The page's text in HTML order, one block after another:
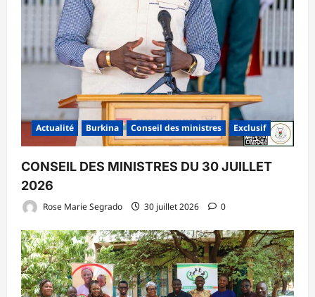
Actualité Burkina Conseil des ministres Exclusif
CONSEIL DES MINISTRES DU 30 JUILLET
2026
Rose Marie Segrado 30 juillet 2026 0